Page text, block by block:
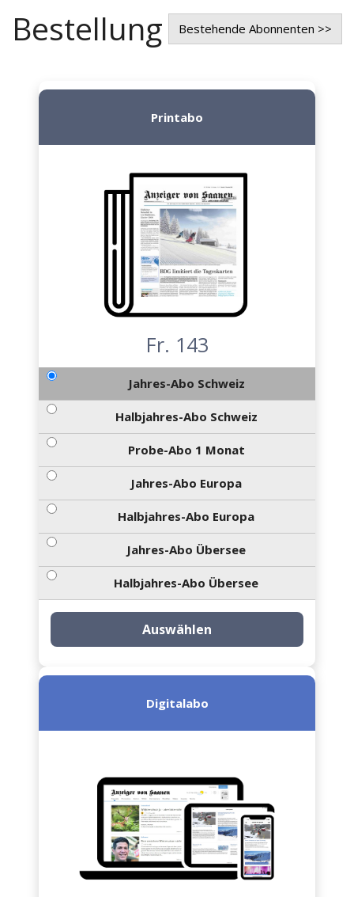
Bestellung Bestehende Abonnenten >>
Printabo
Fr. 143
Jahres-Abo Schweiz
Halbjahres-Abo Schweiz
Probe-Abo 1 Monat
Jahres-Abo Europa
Halbjahres-Abo Europa
Jahres-Abo Übersee
Halbjahres-Abo Übersee
Auswählen
Digitalabo